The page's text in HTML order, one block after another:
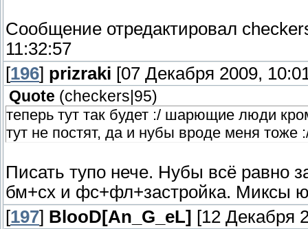
Сообщение отредактировал
11:32:57
[196] prizraki [07 Декабря 2009,
Quote (checkers|95)
теперь тут так будет :/ шарющие люди
тут не постят, да и нубы вроде меня тоже
Писать тупо нече. Нубы всё равно
бм+сх и фс+фл+застройка. Миксы
[197] BlooD[An_G_eL] [12 Декабря